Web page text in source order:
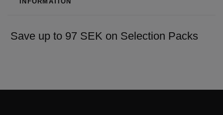
Save up to 97 SEK on Selection Packs